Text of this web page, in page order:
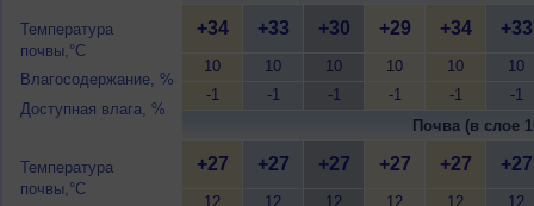
Температура
почвы,°C
Влагосодержание, %
Доступная влага, %
Температура
почвы,°C
+34
10
-1
+33
10
-1
+30
10
-1
+29
10
-1
+34
10
-1
+33
10
-1
Почва (в слое
+27
12
+27
12
+27
12
+27
12
+27
12
+27
12